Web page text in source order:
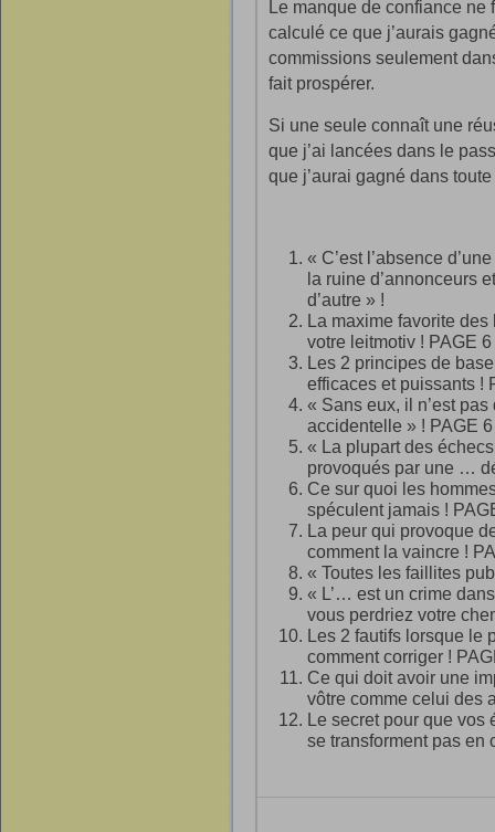
Le manque de confiance ne
calculé ce que j’aurais
commissions seulement
fait prospérer.
Si une seule connaît une
que j’ai lancées dans le
que j’aurai gagné dans
« C’est l’absence
la ruine d’annonceurs
d’autre » !
La maxime favorite
votre leitmotiv ! PAGE 6
Les 2 principes de
efficaces et puissants !
« Sans eux, il n’est
accidentelle » ! PAGE 6
« La plupart des
provoqués par une …
Ce sur quoi les
spéculent jamais !
La peur qui provoque
comment la vaincre !
« Toutes les faillites
« L’… est un crime
vous perdriez votre
Les 2 fautifs lorsque le
comment corriger !
Ce qui doit avoir une
vôtre comme celui des
Le secret pour que vos
se transforment pas en